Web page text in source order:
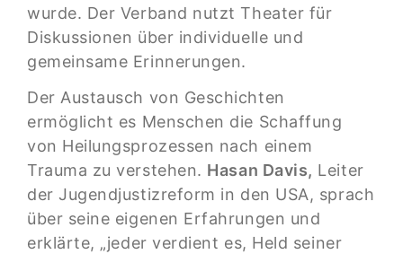
wurde. Der Verband nutzt Theater für
Diskussionen über individuelle und
gemeinsame Erinnerungen.
Der Austausch von Geschichten
ermöglicht es Menschen die Schaffung
von Heilungsprozessen nach einem
Trauma zu verstehen. Hasan Davis, Leiter
der Jugendjustizreform in den USA, sprach
über seine eigenen Erfahrungen und
erklärte, „jeder verdient es, Held seiner